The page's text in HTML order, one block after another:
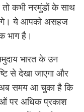
कभी नरमुंडों के साथ
ये आपको असहज
भाग है।
भारत के उन
से देखा जाएगा और
अब समय आ चुका है कि
पर अधिक प्रकाश